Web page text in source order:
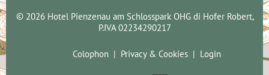
© 2026 Hotel Pienzenau am Schlosspark OHG di Hofer Robert,
P.IVA 02234290217
Colophon Privacy & Cookies Login